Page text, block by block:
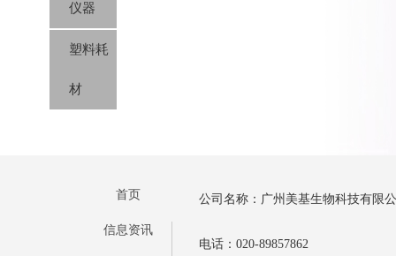
仪器
塑料耗
材
首页
信息资讯
公司名称：广州美基生物科技有限
电话：020-89857862